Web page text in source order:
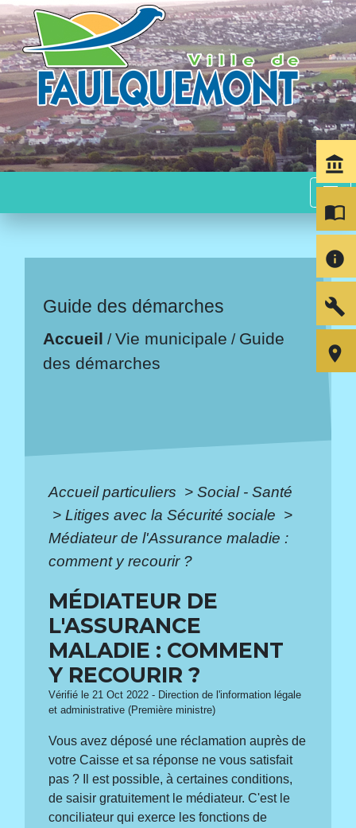
menu
Guide des démarches
Accueil /Vie municipale / Guide
des démarches
Accueil particuliers > Social - Santé
> Litiges avec la Sécurité sociale >
Médiateur de l'Assurance maladie :
comment y recourir ?
MÉDIATEUR DE
L'ASSURANCE
MALADIE : COMMENT
Y RECOURIR ?
Vérifié le 21 Oct 2022 - Direction de l'information légale
et administrative (Première ministre)
Vous avez déposé une réclamation auprès de
votre Caisse et sa réponse ne vous satisfait
pas ? Il est possible, à certaines conditions,
de saisir gratuitement le médiateur. C'est le
conciliateur qui exerce les fonctions de
account_balance
import_contacts
info
build
room